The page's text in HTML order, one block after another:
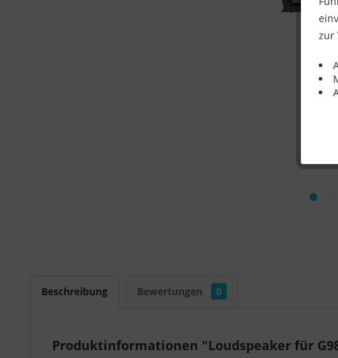
Beschreibung Bewertungen 0
Produktinformationen "Loudspeaker für
zur